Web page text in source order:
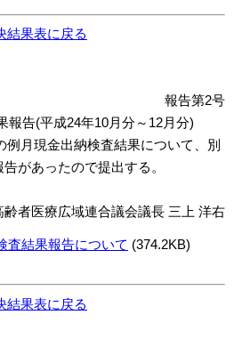
結果表に戻る
報告第2号
報告(平成24年10月分～12月分)
例月現金出納検査結果について、別
があったので提出する。
齢者医療広域連合議会議長 三上 洋右
査結果報告について (374.2KB)
結果表に戻る